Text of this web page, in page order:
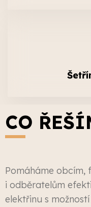
CO
Pomáháme obcím,
i odběratelům
elektřinu s